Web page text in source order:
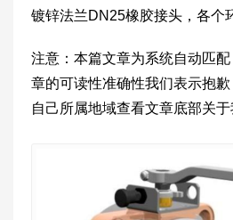
镀锌法兰DN25橡胶接头，各个
注意：本篇文章为系统自动匹
章的可读性准确性我们表示抱
自己所属地域查看文章底部关于